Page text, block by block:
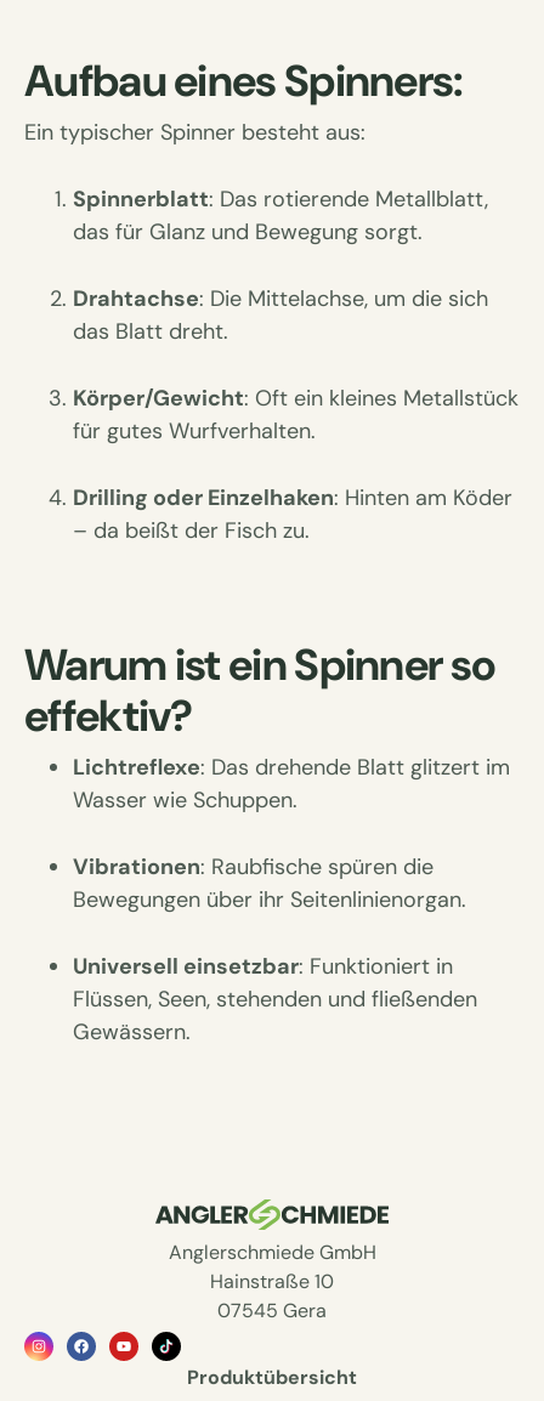
Aufbau eines Spinners:
Ein typischer Spinner besteht aus:
Spinnerblatt: Das rotierende Metallblatt,
das für Glanz und Bewegung sorgt.
Drahtachse: Die Mittelachse, um die sich
das Blatt dreht.
Körper/Gewicht: Oft ein kleines Metallstück
für gutes Wurfverhalten.
Drilling oder Einzelhaken: Hinten am Köder
– da beißt der Fisch zu.
Warum ist ein Spinner so
effektiv?
Lichtreflexe: Das drehende Blatt glitzert im
Wasser wie Schuppen.
Vibrationen: Raubfische spüren die
Bewegungen über ihr Seitenlinienorgan.
Universell einsetzbar: Funktioniert in
Flüssen, Seen, stehenden und fließenden
Gewässern.
Anglerschmiede GmbH
Hainstraße 10
07545 Gera
Produktübersicht